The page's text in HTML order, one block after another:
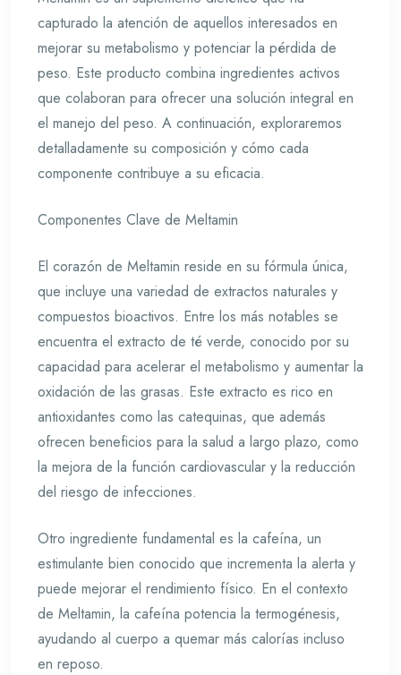
capturado la atención de aquellos interesados en
mejorar su metabolismo y potenciar la pérdida de
peso. Este producto combina ingredientes activos
que colaboran para ofrecer una solución integral en
el manejo del peso. A continuación, exploraremos
detalladamente su composición y cómo cada
componente contribuye a su eficacia.
Componentes Clave de Meltamin
El corazón de Meltamin reside en su fórmula única,
que incluye una variedad de extractos naturales y
compuestos bioactivos. Entre los más notables se
encuentra el extracto de té verde, conocido por su
capacidad para acelerar el metabolismo y aumentar la
oxidación de las grasas. Este extracto es rico en
antioxidantes como las catequinas, que además
ofrecen beneficios para la salud a largo plazo, como
la mejora de la función cardiovascular y la reducción
del riesgo de infecciones.
Otro ingrediente fundamental es la cafeína, un
estimulante bien conocido que incrementa la alerta y
puede mejorar el rendimiento físico. En el contexto
de Meltamin, la cafeína potencia la termogénesis,
ayudando al cuerpo a quemar más calorías incluso
en reposo.